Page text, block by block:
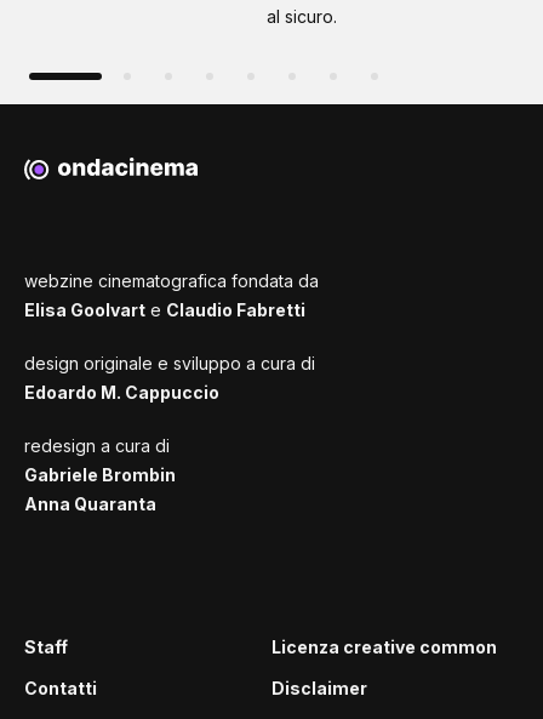
al sicuro.
webzine cinematografica fondata da
Elisa Goolvart e Claudio Fabretti
design originale e sviluppo a cura di
Edoardo M. Cappuccio
redesign a cura di
Gabriele Brombin
Anna Quaranta
Staff
Contatti
Licenza creative common
Disclaimer